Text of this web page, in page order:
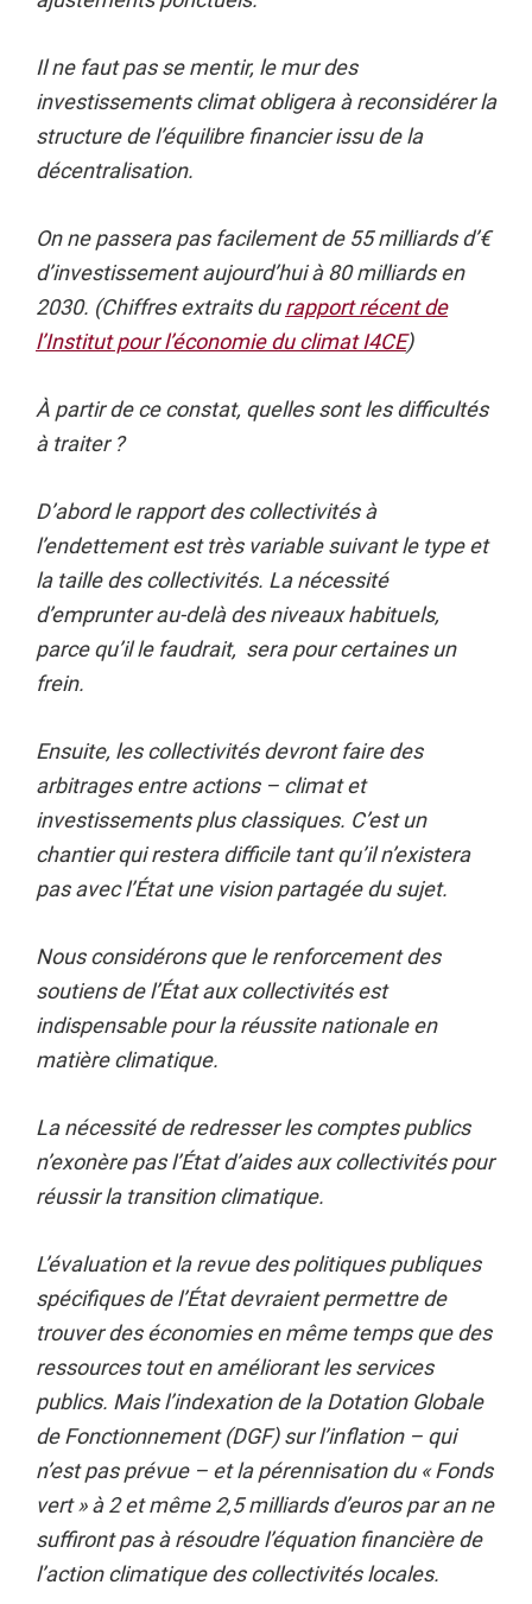
Il ne faut pas se mentir, le mur des
investissements climat obligera à reconsidérer la
structure de l’équilibre financier issu de la
décentralisation.
On ne passera pas facilement de 55 milliards d’€
d’investissement aujourd’hui à 80 milliards en
2030. (Chiffres extraits durapport récent de
l’Institut pour l’économie du climat I4CE)
À partir de ce constat, quelles sont les difficultés
à traiter ?
D’abord le rapport des collectivités à
l’endettement est très variable suivant le type et
la taille des collectivités. La nécessité
d’emprunter au-delà des niveaux habituels,
parce qu’il le faudrait, sera pour certaines un
frein.
Ensuite, les collectivités devront faire des
arbitrages entre actions – climat et
investissements plus classiques. C’est un
chantier qui restera difficile tant qu’il n’existera
pas avec l’État une vision partagée du sujet.
Nous considérons que le renforcement des
soutiens de l’État aux collectivités est
indispensable pour la réussite nationale en
matière climatique.
La nécessité de redresser les comptes publics
n’exonère pas l’État d’aides aux collectivités pour
réussir la transition climatique.
L’évaluation et la revue des politiques publiques
spécifiques de l’État devraient permettre de
trouver des économies en même temps que des
ressources tout en améliorant les services
publics. Mais l’indexation de la Dotation Globale
de Fonctionnement (DGF) sur l’inflation – qui
n’est pas prévue – et la pérennisation du « Fonds
vert » à 2 et même 2,5 milliards d’euros par an ne
suffiront pas à résoudre l’équation financière de
l’action climatique des collectivités locales.